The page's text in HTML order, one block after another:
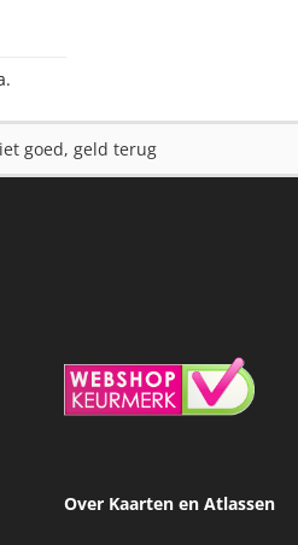
goed, geld terug
Over Kaarten en Atlassen